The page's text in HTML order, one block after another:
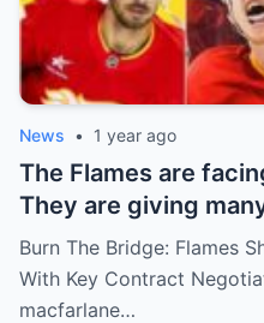
News • 1 year ago
The Flames are
They are giving
key players such as
and Wolf. However,
above players
Burn The Bridge: Flames
With Key Contract
macfarlane…